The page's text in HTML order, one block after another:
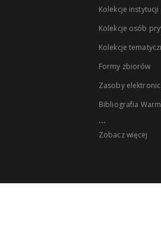
Kolekcje instytucji
Kolekcje osób
Kolekcje
Formy zbiorów
Zasoby
Bibliografia
...
Zobacz więcej